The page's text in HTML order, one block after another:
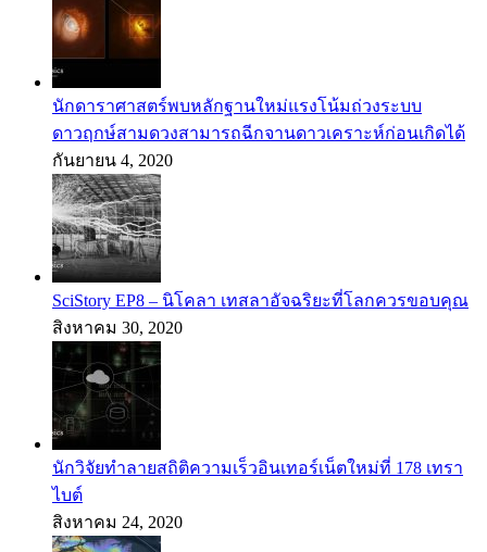
นักดาราศาสตร์พบหลักฐานใหม่แรงโน้มถ่วงระบบ
ดาวฤกษ์สามดวงสามารถฉีกจานดาวเคราะห์ก่อนเกิดได้
กันยายน 4, 2020
SciStory EP8 – นิโคลา เทสลาอัจฉริยะที่โลกควรขอบคุณ
สิงหาคม 30, 2020
นักวิจัยทำลายสถิติความเร็วอินเทอร์เน็ตใหม่ที่ 178 เทรา
ไบต์
สิงหาคม 24, 2020